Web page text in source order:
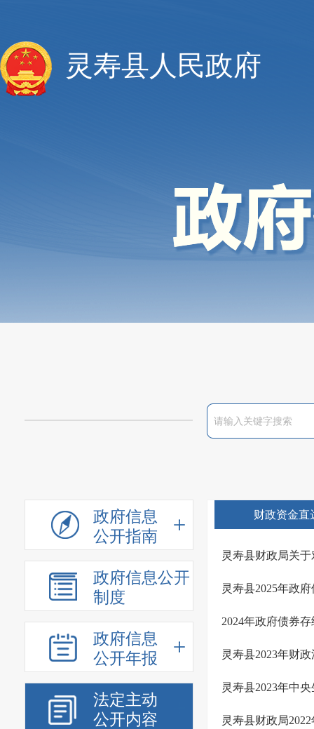
灵寿县人民政府
政府信息
公开指南
政府信息公开
制度
政府信息
公开年报
法定主动
公开内容
财政资金直
灵寿县财政局关
灵寿县2025年政
2024年政府债券
灵寿县2023年财
灵寿县2023年中
灵寿县财政局